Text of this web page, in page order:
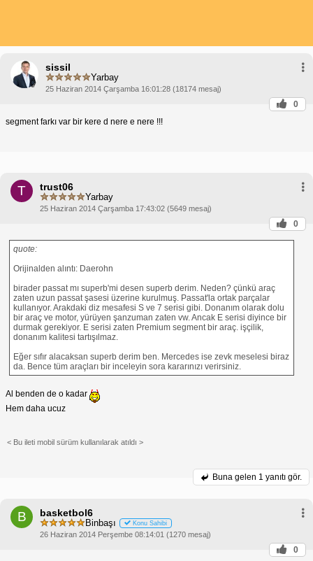
sissil
Yarbay
25 Haziran 2014 Çarşamba 16:01:28 (18174 mesaj)
0
segment farkı var bir kere d nere e nere !!!
T trust06
Yarbay
25 Haziran 2014 Çarşamba 17:43:02 (5649 mesaj)
0
quote:
Orijinalden alıntı: Daerohn
birader passat mı superb'mi desen superb derim. Neden? çünkü araç
zaten uzun passat şasesi üzerine kurulmuş. Passat'la ortak parçalar
kullanıyor. Arakdaki diz mesafesi S ve 7 serisi gibi. Donanım olarak dolu
bir araç ve motor, yürüyen şanzuman zaten vw. Ancak E serisi diyince bir
durmak gerekiyor. E serisi zaten Premium segment bir araç. işçilik,
donanım kalitesi tartışılmaz.
Eğer sıfır alacaksan superb derim ben. Mercedes ise zevk meselesi biraz
da. Bence tüm araçları bir inceleyin sora kararınızı verirsiniz.
Al benden de o kadar
Hem daha ucuz
< Bu ileti mobil sürüm kullanılarak atıldı >
Buna gelen 1 yanıtı gör.
B basketbol6
Binbaşı Konu Sahibi
26 Haziran 2014 Perşembe 08:14:01 (1270 mesaj)
0